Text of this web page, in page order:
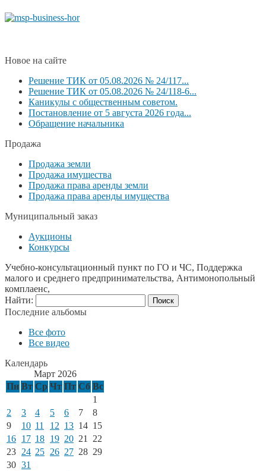
Новое на сайте
Решение ТИК от 05.08.2026 № 24/117...
Решение ТИК от 05.08.2026 № 24/118-6...
Каникулы с общественным советом.
Постановление от 5 августа 2026 года...
Обращение начальника
Продажа
Продажа земли
Продажа имущества
Продажа права аренды земли
Продажа права аренды имущества
Муниципальный заказ
Аукционы
Конкурсы
Учебно-консультационный пункт по ГО и ЧС, Поддержка
малого и среднего предпринимательства, Антимонопольный
комплаенс,
Найти:
Последние альбомы
Все фото
Все видео
Календарь
Март 2026
Пн Вт Ср Чт Пт Сб Вс
1
2
3 4 5 6 7
8
9
10 11 12 13 14 15
16 17 18 19 20 21
22
23 24 25 26 27 28 29
30 31